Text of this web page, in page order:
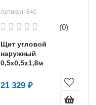
Артикул: 840
(0)
Щит угловой
наружный
0,5х0,5х1,8м
21 329 ₽